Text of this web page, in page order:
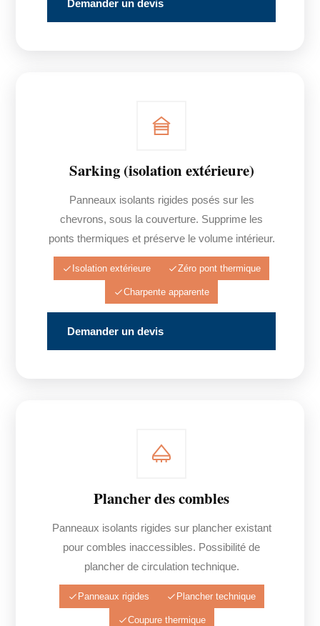
Demander un devis
Sarking (isolation extérieure)
Panneaux isolants rigides posés sur les
chevrons, sous la couverture. Supprime les
ponts thermiques et préserve le volume intérieur.
Isolation extérieure Zéro pont thermique
Charpente apparente
Demander un devis
Plancher des combles
Panneaux isolants rigides sur plancher existant
pour combles inaccessibles. Possibilité de
plancher de circulation technique.
Panneaux rigides Plancher technique
Coupure thermique